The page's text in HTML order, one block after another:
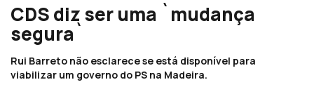
CDS diz ser uma `mudança
segura`
Rui Barreto não esclarece se está disponível para
viabilizar um governo do PS na Madeira.